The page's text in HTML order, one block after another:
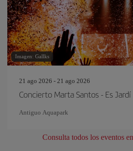
Imagen: Gallks
21 ago 2026 - 21 ago 2026
Concierto Marta Santos - Es Jardí
Antiguo Aquapark
Consulta todos los eventos